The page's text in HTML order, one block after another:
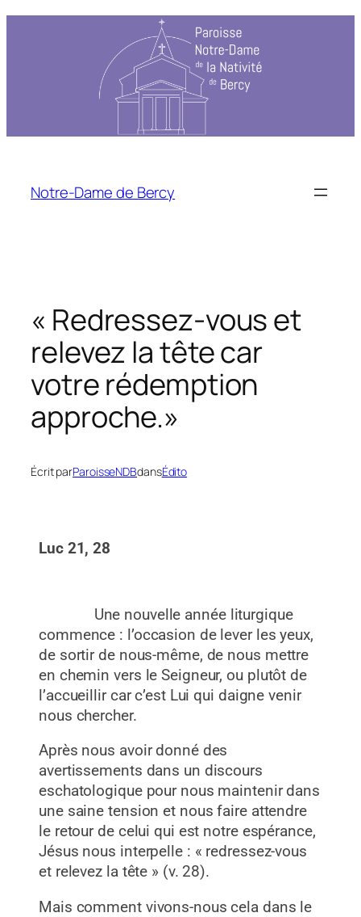
Notre-Dame de Bercy
« Redressez-vous et
relevez la tête car
votre rédemption
approche.»
Écrit parParoisseNDBdansÉdito
Luc 21, 28
Une nouvelle année liturgique
commence : l’occasion de lever les yeux,
de sortir de nous-même, de nous mettre
en chemin vers le Seigneur, ou plutôt de
l’accueillir car c’est Lui qui daigne venir
nous chercher.
Après nous avoir donné des
avertissements dans un discours
eschatologique pour nous maintenir dans
une saine tension et nous faire attendre
le retour de celui qui est notre espérance,
Jésus nous interpelle : « redressez-vous
et relevez la tête » (v. 28).
Mais comment vivons-nous cela dans le